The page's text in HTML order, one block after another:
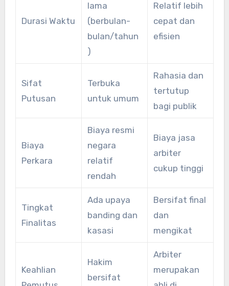
Durasi Waktu
lama
(berbulan-
bulan/tahun
)
Relatif lebih
cepat dan
efisien
Sifat
Putusan
Terbuka
untuk umum
Rahasia dan
tertutup
bagi publik
Biaya
Perkara
Biaya resmi
negara
relatif
rendah
Biaya jasa
arbiter
cukup tinggi
Tingkat
Finalitas
Ada upaya
banding dan
kasasi
Bersifat final
dan
mengikat
Keahlian
Hakim
bersifat
Arbiter
merupakan